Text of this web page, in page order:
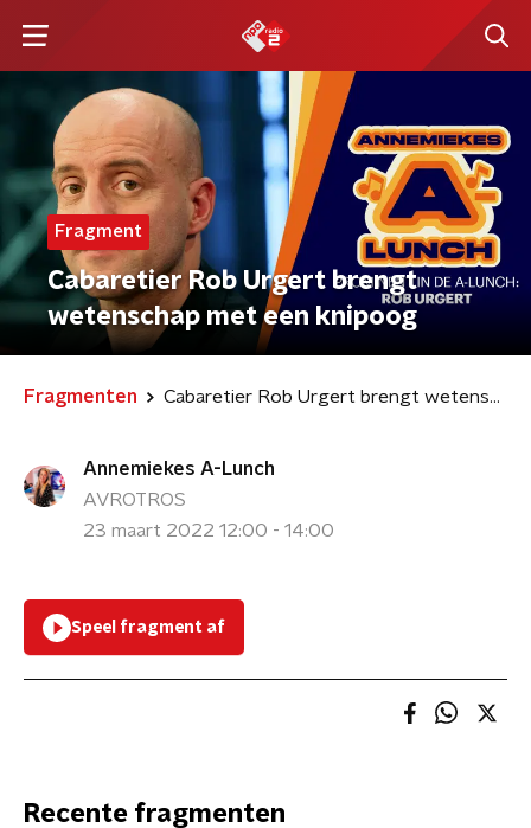
Fragment
Cabaretier Rob Urgert brengt
wetenschap met een knipoog
Fragmenten Cabaretier Rob Urgert brengt wetenschap met een knipoog
Annemiekes A-Lunch
AVROTROS
23 maart 2022 12:00 - 14:00
Speel fragment af
Recente fragmenten